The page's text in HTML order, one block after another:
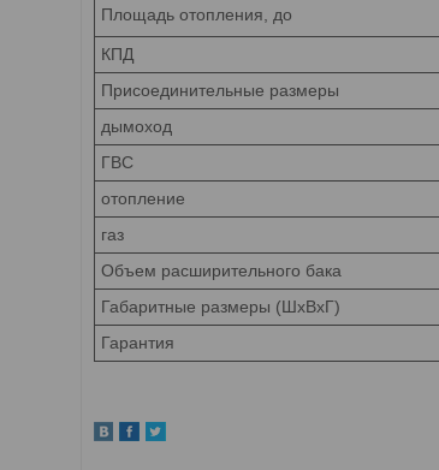
Площадь отопления, до
КПД
Присоединительные размеры
дымоход
ГВС
отопление
газ
Объем расширительного бака
Габаритные размеры (ШхВхГ)
Гарантия